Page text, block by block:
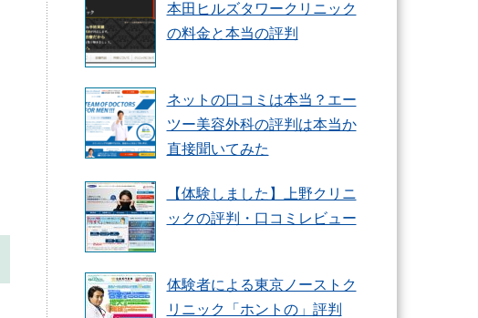
本田ヒルズタワークリニック
の料金と本当の評判
ネットの口コミは本当？エー
ツー美容外科の評判は本当か
直接聞いてみた
【体験しました】上野クリニ
ックの評判・口コミレビュー
体験者による東京ノーストク
リニック「ホントの」評判